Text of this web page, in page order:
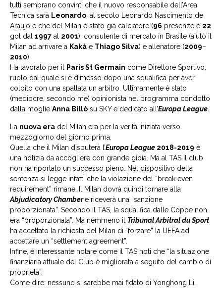
tutti sembrano convinti che il nuovo responsabile dell’Area
Tecnica sarà Leonardo, al secolo Leonardo Nascimento de
Araujo e che del Milan è stato già calciatore (96 presenze e 22
gol dal 1997 al 2001), consulente di mercato in Brasile (aiutò il
Milan ad arrivare a Kakà e Thiago Silva) e allenatore (2009–
2010).
Ha lavorato per il Paris St Germain come Direttore Sportivo,
ruolo dal quale si è dimesso dopo una squalifica per aver
colpito con una spallata un arbitro. Ultimamente è stato
(mediocre, secondo me) opinionista nel programma condotto
dalla moglie Anna Billò su SKY e dedicato all’Europa League.
La nuova era del Milan era per la verità iniziata verso
mezzogiorno del giorno prima.
Quella che il Milan disputerà l’Europa League 2018-2019 è
una notizia da accogliere con grande gioia. Ma al TAS il club
non ha riportato un successo pieno. Nel dispositivo della
sentenza si legge infatti che la violazione del “break even
requirement” rimane. Il Milan dovrà quindi tornare alla
Abjudicatory Chambere riceverà una “sanzione
proporzionata”. Secondo il TAS, la squalifica dalle Coppe non
era “proporzionata”. Ma nemmeno il Tribunal Arbitral du Sport
ha accettato la richiesta del Milan di “forzare” la UEFA ad
accettare un “settlement agreement”.
Infine, è interessante notare come il TAS noti che “la situazione
finanziaria attuale del Club è migliorata a seguito del cambio di
proprietà”.
Come dire: nessuno si sarebbe mai fidato di Yonghong Li.